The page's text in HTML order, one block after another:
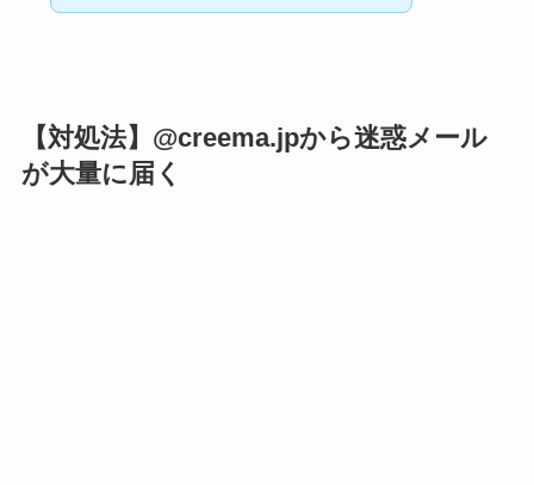
【対処法】@creema.jpから迷惑メール
が大量に届く